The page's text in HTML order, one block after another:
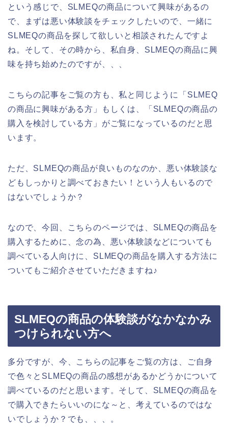
という感じで、SLMEQの商品について興味があるの
で、まずは悪い体験談をチェックしたいので、一緒に
SLMEQの商品を探して欲しいと相談されたんですよ
ね。そして、その時から、私自身、SLMEQの商品に興
味を持ち始めたのですが、、、
こちらの記事をご覧の方も、私と同じように「SLMEQ
の商品に興味がある方」もしくは、「SLMEQの商品の
購入を検討している方」がご覧になっているのだと思
います。
ただ、SLMEQの商品が良いものなのか、悪い体験談な
どもしっかりと調べておきたい！という人もいるので
はないでしょうか？
なので、今回、こちらのページでは、SLMEQの商品を
購入するために、念の為、悪い体験談などについても
調べている人向けに、SLMEQの商品を購入する方法に
ついてもご紹介させていただきますね♪
SLMEQの商品の体験談がなかなかみ
つけられない方へ
多分ですが、今、こちらの記事をご覧の方は、ご自身
で色々とSLMEQの商品の感想があるかどうかについて
調べているのだと思います。そして、SLMEQの商品を
で購入できたらいいのにな～と、考えているのではな
いでしょうか？でも、、、。